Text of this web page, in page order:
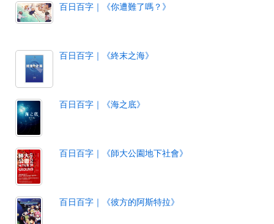
百日百字｜《你遭難了嗎？》
百日百字｜《終末之海》
百日百字｜《海之底》
百日百字｜《師大公園地下社會》
百日百字｜《彼方的阿斯特拉》